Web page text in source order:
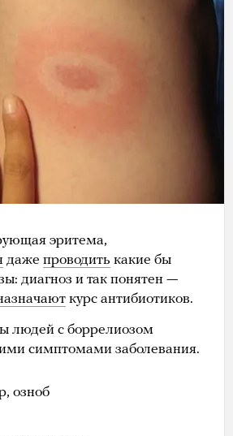
эритема,
даже проводить какие бы
диагноз и так понятен —
курс антибиотиков.
людей с боррелиозом
симптомами заболевания.
озноб